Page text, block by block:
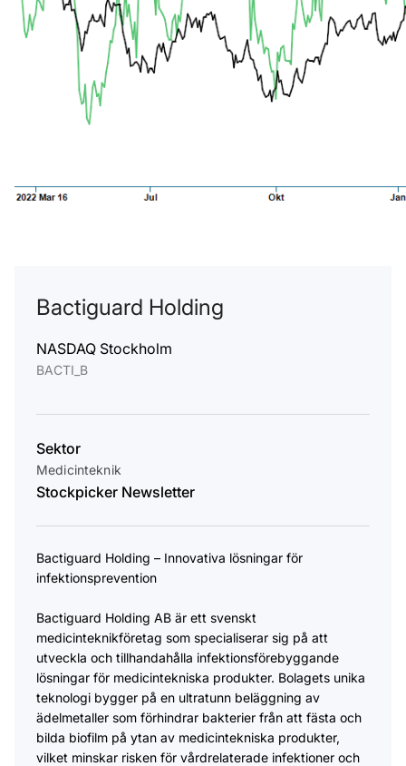
Bactiguard Holding
NASDAQ Stockholm
BACTI_B
Sektor
Medicinteknik
Stockpicker Newsletter
Bactiguard Holding – Innovativa lösningar för
infektionsprevention
Bactiguard Holding AB är ett svenskt
medicinteknikföretag som specialiserar sig på att
utveckla och tillhandahålla infektionsförebyggande
lösningar för medicintekniska produkter. Bolagets unika
teknologi bygger på en ultratunn beläggning av
ädelmetaller som förhindrar bakterier från att fästa och
bilda biofilm på ytan av medicintekniska produkter,
vilket minskar risken för vårdrelaterade infektioner och